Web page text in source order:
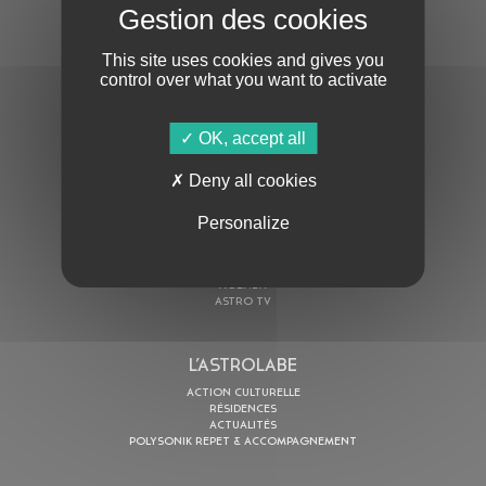
S'ABONNER À LA NEWSLETTER
En cochant cette case, j’accepte la Politique de confidentialité
AGENDA
ASTRO TV
L’ASTROLABE
ACTION CULTURELLE
RÉSIDENCES
ACTUALITÉS
POLYSONIK REPET & ACCOMPAGNEMENT
This site uses cookies and gives you
control over what you want to activate
OK, accept all
Deny all cookies
Personalize